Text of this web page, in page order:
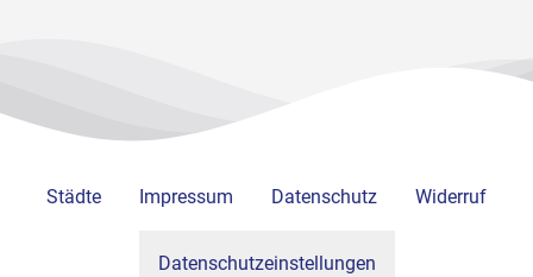
Städte Impressum Datenschutz Widerruf
Datenschutzeinstellungen